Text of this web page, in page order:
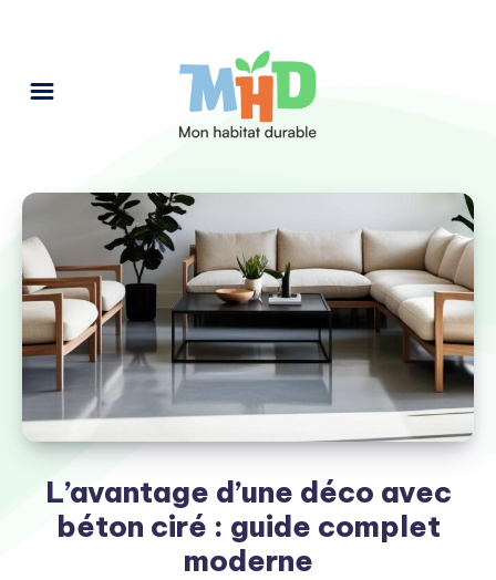
L’avantage d’une déco avec
béton ciré : guide complet
moderne